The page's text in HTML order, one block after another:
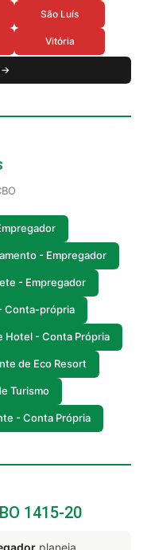
São Luís
Vitória
→
- Empregador
- Empregador
Conta-própria
Hotel - Conta Própria
de Eco Resort
Turismo
- Conta Própria
1415-20
planeja,